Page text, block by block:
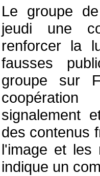
Le groupe
jeudi une
renforcer la
fausses
groupe sur
signalement
des contenus
l'image et les
indique un